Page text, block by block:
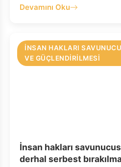
Devamını Oku
İNSAN HAKLARI
VE GÜÇLENDIRILMESI
İnsan hakları
derhal serbest